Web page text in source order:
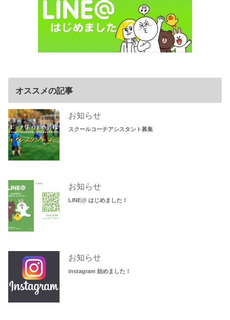
オススメの記事
お知らせ
スクールコーチアシスタント募集
お知らせ
LINE@ はじめました！
お知らせ
instagram 始めました！